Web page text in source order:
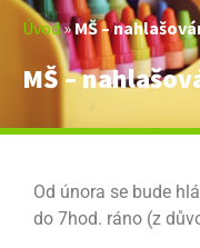
Úvod»MŠ –
MŠ –
Od února se bude
do 7hod. ráno (z